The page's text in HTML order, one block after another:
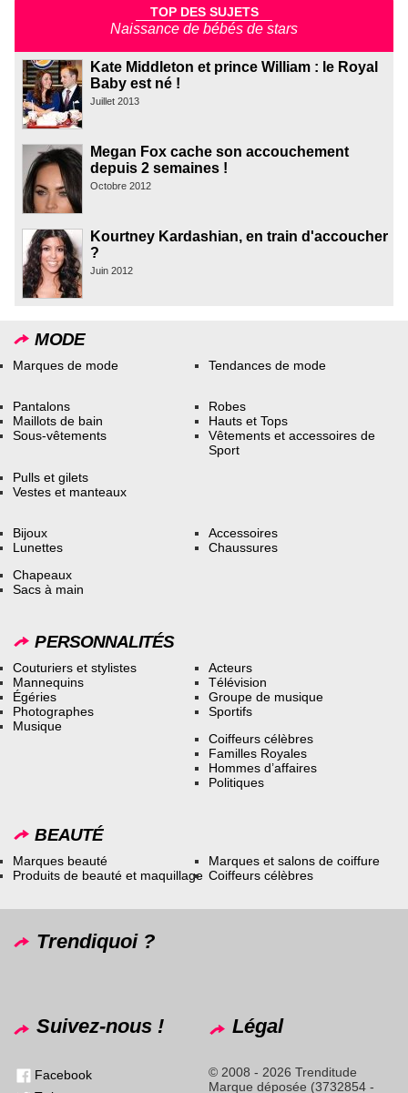
TOP DES SUJETS
Naissance de bébés de stars
Kate Middleton et prince William : le Royal
Baby est né !
Juillet 2013
Megan Fox cache son accouchement
depuis 2 semaines !
Octobre 2012
Kourtney Kardashian, en train d'accoucher
?
Juin 2012
MODE
Marques de mode Tendances de mode
Pantalons
Maillots de bain
Sous-vêtements
Robes
Hauts et Tops
Vêtements et accessoires de
Sport
Pulls et gilets
Vestes et manteaux
Bijoux
Lunettes
Accessoires
Chaussures
Chapeaux
Sacs à main
PERSONNALITÉS
Couturiers et stylistes
Mannequins
Égéries
Photographes
Musique
Acteurs
Télévision
Groupe de musique
Sportifs
Coiffeurs célèbres
Familles Royales
Hommes d’affaires
Politiques
BEAUTÉ
Marques beauté
Produits de beauté et maquillage
Marques et salons de coiffure
Coiffeurs célèbres
Trendiquoi ?
Suivez-nous !
Facebook
Légal
© 2008 - 2026 Trenditude
Marque déposée (3732854 -